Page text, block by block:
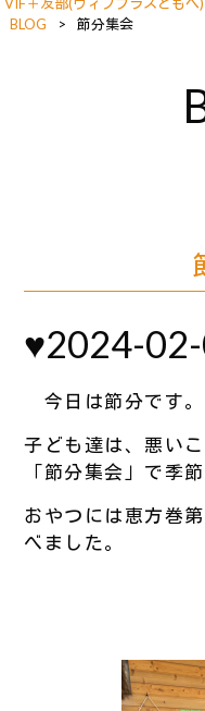
BLOG
> 節分集会
♥2024-
今日は節分です。
子ども達は、悪い
「節分集会」で季
おやつには恵方巻
べました。